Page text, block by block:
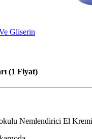
Gliserin
(1 Fiyat)
Nemlendirici El Kremi